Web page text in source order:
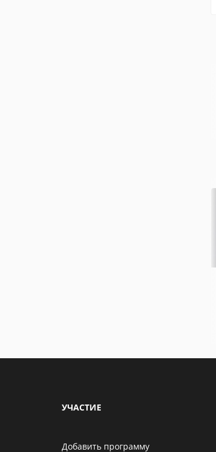
УЧАСТИЕ
Добавить программу